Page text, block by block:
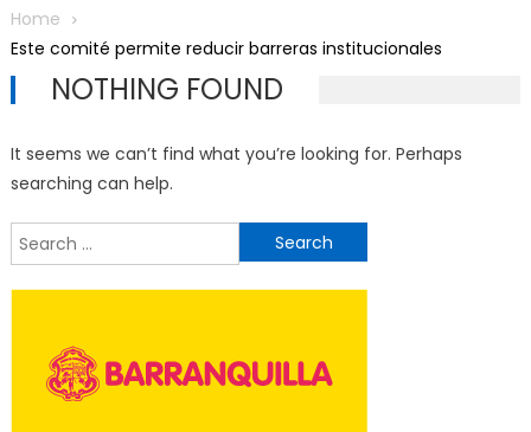
Home
Este comité permite reducir barreras institucionales
NOTHING FOUND
It seems we can’t find what you’re looking for. Perhaps
searching can help.
for: